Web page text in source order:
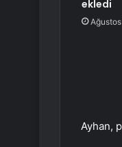
ekledi
Ayhan,